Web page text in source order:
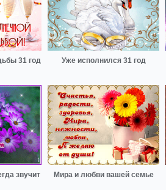
31 год Уже исполнился 31 год
звучит
Мира и любви вашей семье